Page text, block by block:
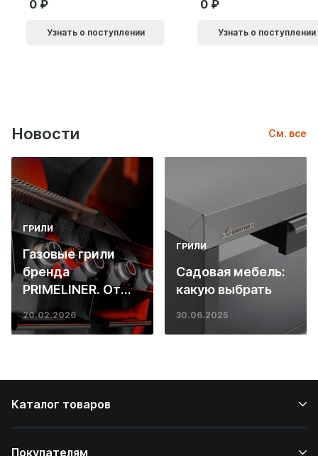
0
Узнать о поступлении
0
Узнать о поступлении
Новости См. все
ГРИЛИ
Газовые грили
бренда
PRIMELINER. От
основ инженерии
до ресторанных
20.02.2026
ГРИЛИ
Садовая мебель:
какую выбрать
30.06.2025
Каталог товаров
Покупателям